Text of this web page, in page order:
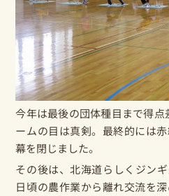
今年は最後の団体種目まで得
ームの目は真剣。最終的には
幕を閉じました。
その後は、北海道らしくジン
日頃の農作業から離れ交流を